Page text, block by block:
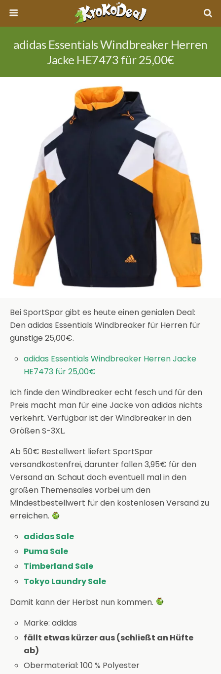
adidas Essentials Windbreaker Herren
Jacke HE7473 für 25,00€
Bei SportSpar gibt es heute einen genialen Deal:
Den adidas Essentials Windbreaker für Herren für
günstige 25,00€.
adidas Essentials Windbreaker Herren Jacke
HE7473 für 25,00€
Ich finde den Windbreaker echt fesch und für den
Preis macht man für eine Jacke von adidas nichts
verkehrt. Verfügbar ist der Windbreaker in den
Größen S-3XL.
Ab 50€ Bestellwert liefert SportSpar
versandkostenfrei, darunter fallen 3,95€ für den
Versand an. Schaut doch eventuell mal in den
großen Themensales vorbei um den
Mindestbestellwert für den kostenlosen Versand zu
erreichen.
adidas Sale
Puma Sale
Timberland Sale
Tokyo Laundry Sale
Damit kann der Herbst nun kommen.
Marke: adidas
fällt etwas kürzer aus (schließt an Hüfte
ab)
Obermaterial: 100 % Polyester